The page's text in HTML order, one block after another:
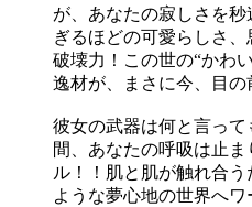
が、あなたの寂しさを
ぎるほどの可愛らしさ
破壊力！この世の“かわ
逸材が、まさに今、目の
彼女の武器は何と言っ
間、あなたの呼吸は止
ル！！肌と肌が触れ合
ような夢心地の世界へ